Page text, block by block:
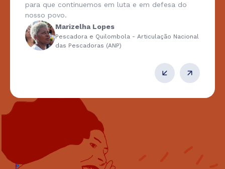
para que continuemos em luta e em defesa do
nosso povo.
Marizelha Lopes
Pescadora e Quilombola - Articulação Nacional
das Pescadoras (ANP)